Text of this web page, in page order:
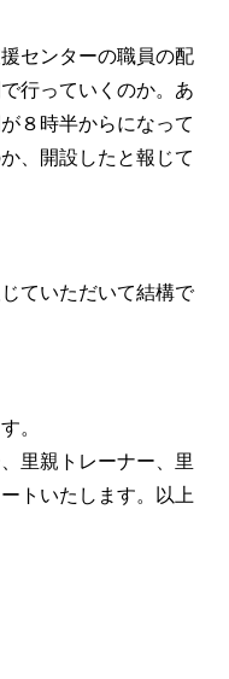
センターの職員の配
行っていくのか。あ
８時半からになって
、開設したと報じて
ていただいて結構で
。
里親トレーナー、里
トいたします。以上